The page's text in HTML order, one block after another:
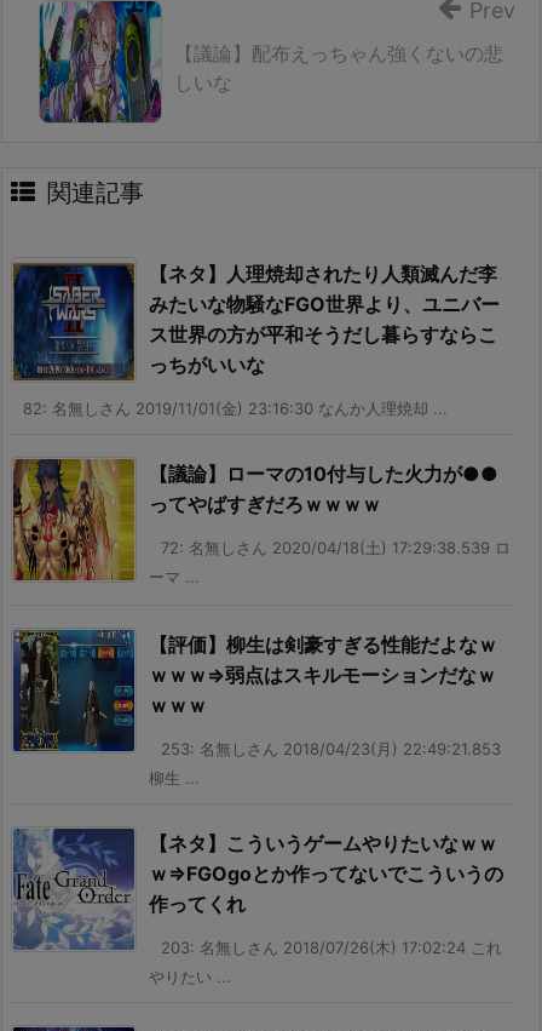
【議論】配布えっちゃん強くないの悲
しいな
Prev
関連記事
【ネタ】人理焼却されたり人類滅んだ李
みたいな物騒なFGO世界より、ユニバー
ス世界の方が平和そうだし暮らすならこ
っちがいいな
82: 名無しさん 2019/11/01(金) 23:16:30 なんか人理焼却 ...
【議論】ローマの10付与した火力が●●
ってやばすぎだろｗｗｗｗ
72: 名無しさん 2020/04/18(土) 17:29:38.539 ロ
ーマ ...
【評価】柳生は剣豪すぎる性能だよなｗ
ｗｗｗ⇒弱点はスキルモーションだなｗ
ｗｗｗ
253: 名無しさん 2018/04/23(月) 22:49:21.853
柳生 ...
【ネタ】こういうゲームやりたいなｗｗ
ｗ⇒FGOgoとか作ってないでこういうの
作ってくれ
203: 名無しさん 2018/07/26(木) 17:02:24 これ
やりたい ...